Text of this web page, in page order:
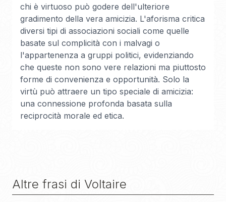
chi è virtuoso può godere dell'ulteriore
gradimento della vera amicizia. L'aforisma critica
diversi tipi di associazioni sociali come quelle
basate sul complicità con i malvagi o
l'appartenenza a gruppi politici, evidenziando
che queste non sono vere relazioni ma piuttosto
forme di convenienza e opportunità. Solo la
virtù può attraere un tipo speciale di amicizia:
una connessione profonda basata sulla
reciprocità morale ed etica.
Altre frasi di Voltaire